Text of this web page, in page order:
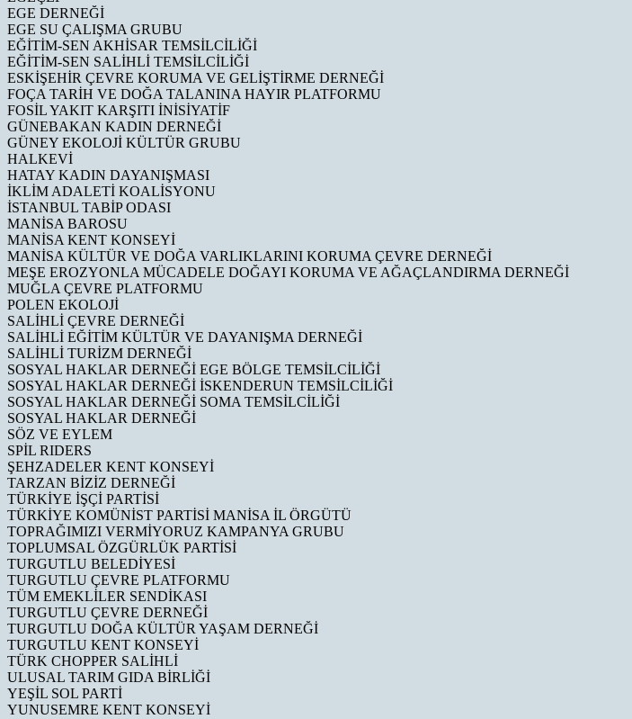
EGE DERNEĞİ
EGE SU ÇALIŞMA GRUBU
EĞİTİM-SEN AKHİSAR TEMSİLCİLİĞİ
EĞİTİM-SEN SALİHLİ TEMSİLCİLİĞİ
ESKİŞEHİR ÇEVRE KORUMA VE GELİŞTİRME DERNEĞİ
FOÇA TARİH VE DOĞA TALANINA HAYIR PLATFORMU
FOSİL YAKIT KARŞITI İNİSİYATİF
GÜNEBAKAN KADIN DERNEĞİ
GÜNEY EKOLOJİ KÜLTÜR GRUBU
HALKEVİ
HATAY KADIN DAYANIŞMASI
İKLİM ADALETİ KOALİSYONU
İSTANBUL TABİP ODASI
MANİSA BAROSU
MANİSA KENT KONSEYİ
MANİSA KÜLTÜR VE DOĞA VARLIKLARINI KORUMA ÇEVRE DERNEĞİ
MEŞE EROZYONLA MÜCADELE DOĞAYI KORUMA VE AĞAÇLANDIRMA DERNEĞİ
MUĞLA ÇEVRE PLATFORMU
POLEN EKOLOJİ
SALİHLİ ÇEVRE DERNEĞİ
SALİHLİ EĞİTİM KÜLTÜR VE DAYANIŞMA DERNEĞİ
SALİHLİ TURİZM DERNEĞİ
SOSYAL HAKLAR DERNEĞİ EGE BÖLGE TEMSİLCİLİĞİ
SOSYAL HAKLAR DERNEĞİ İSKENDERUN TEMSİLCİLİĞİ
SOSYAL HAKLAR DERNEĞİ SOMA TEMSİLCİLİĞİ
SOSYAL HAKLAR DERNEĞİ
SÖZ VE EYLEM
SPİL RIDERS
ŞEHZADELER KENT KONSEYİ
TARZAN BİZİZ DERNEĞİ
TÜRKİYE İŞÇİ PARTİSİ
TÜRKİYE KOMÜNİST PARTİSİ MANİSA İL ÖRGÜTÜ
TOPRAĞIMIZI VERMİYORUZ KAMPANYA GRUBU
TOPLUMSAL ÖZGÜRLÜK PARTİSİ
TURGUTLU BELEDİYESİ
TURGUTLU ÇEVRE PLATFORMU
TÜM EMEKLİLER SENDİKASI
TURGUTLU ÇEVRE DERNEĞİ
TURGUTLU DOĞA KÜLTÜR YAŞAM DERNEĞİ
TURGUTLU KENT KONSEYİ
TÜRK CHOPPER SALİHLİ
ULUSAL TARIM GIDA BİRLİĞİ
YEŞİL SOL PARTİ
YUNUSEMRE KENT KONSEYİ